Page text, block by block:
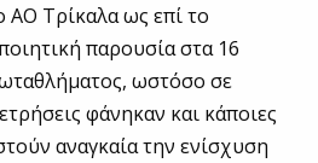
ΑΟ Τρίκαλα ως επί το
παρουσία στα 16
ωστόσο σε
φάνηκαν και κάποιες
αναγκαία την ενίσχυση